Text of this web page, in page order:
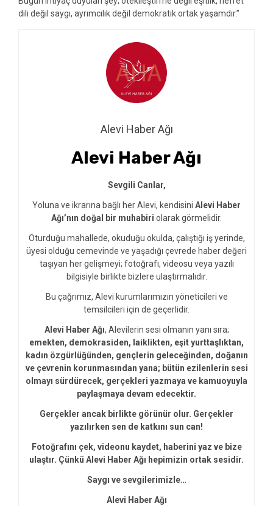
dili değil saygı, ayrımcılık değil demokratik ortak yaşamdır.”
Alevi Haber Ağı
Alevi Haber Ağı
Sevgili Canlar,
Yoluna ve ikrarına bağlı her Alevi, kendisini Alevi Haber
Ağı’nın doğal bir muhabiri olarak görmelidir.
Oturduğu mahallede, okuduğu okulda, çalıştığı iş yerinde,
üyesi olduğu cemevinde ve yaşadığı çevrede haber değeri
taşıyan her gelişmeyi; fotoğrafı, videosu veya yazılı
bilgisiyle birlikte bizlere ulaştırmalıdır.
Bu çağrımız, Alevi kurumlarımızın yöneticileri ve
temsilcileri için de geçerlidir.
Alevi Haber Ağı, Alevilerin sesi olmanın yanı sıra;
emekten, demokrasiden, laiklikten, eşit yurttaşlıktan,
kadın özgürlüğünden, gençlerin geleceğinden, doğanın
ve çevrenin korunmasından yana; bütün ezilenlerin sesi
olmayı sürdürecek, gerçekleri yazmaya ve kamuoyuyla
paylaşmaya devam edecektir.
Gerçekler ancak birlikte görünür olur. Gerçekler
yazılırken sen de katkını sun can!
Fotoğrafını çek, videonu kaydet, haberini yaz ve bize
ulaştır. Çünkü Alevi Haber Ağı hepimizin ortak sesidir.
Saygı ve sevgilerimizle…
Alevi Haber Ağı